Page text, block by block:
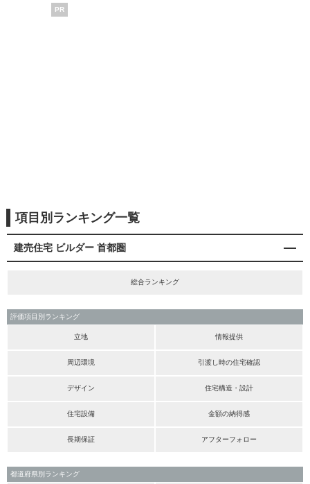
PR
項目別ランキング一覧
建売住宅 ビルダー 首都圏
総合ランキング
評価項目別ランキング
立地 情報提供
周辺環境 引渡し時の住宅確認
デザイン 住宅構造・設計
住宅設備 金額の納得感
長期保証 アフターフォロー
都道府県別ランキング